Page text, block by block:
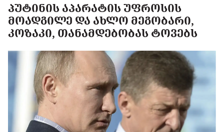
ᲞᲣᲢᲘᲜᲘᲡ ᲐᲞᲐᲠᲐᲢᲘᲡ ᲣᲤᲠᲝᲡᲘᲡ
ᲛᲝᲐᲓᲒᲘᲚᲔ ᲓᲐ ᲐᲮᲚᲝ ᲛᲔᲒᲝᲑᲐᲠᲘ,
ᲙᲝᲖᲐᲙᲘ, ᲗᲐᲜᲐᲛᲓᲔᲑᲝᲑᲐᲡ ᲢᲝᲕᲔᲑᲡ